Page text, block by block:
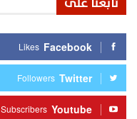
Facebook
Likes
Twitter
Followers
Youtube
Subscribers